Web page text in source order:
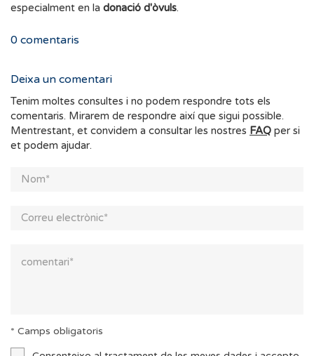
especialment en la donació d'òvuls.
0 comentaris
Deixa un comentari
Tenim moltes consultes i no podem respondre tots els
comentaris. Mirarem de respondre així que sigui possible.
Mentrestant, et convidem a consultar les nostres FAQ per si
et podem ajudar.
* Camps obligatoris